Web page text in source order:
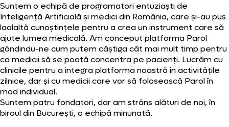
Suntem o echipă de programatori entuziaști de
Inteligență Artificială și medici din România, care și-au pus
laolaltă cunoștințele pentru a crea un instrument care să
ajute lumea medicală. Am conceput platforma Parol
gândindu-ne cum putem câștiga cât mai mult timp pentru
ca medicii să se poată concentra pe pacienți. Lucrăm cu
clinicile pentru a integra platforma noastră în activitățile
zilnice, dar și cu medicii care vor să folosească Parol în
mod individual.
Suntem patru fondatori, dar am strâns alături de noi, în
biroul din București, o echipă minunată.